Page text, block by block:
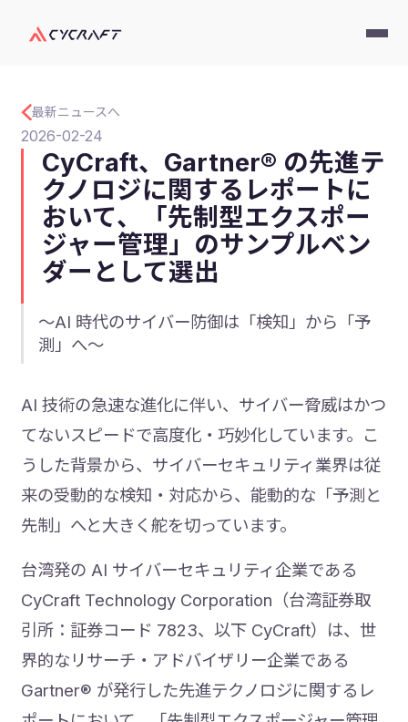
最新ニュースへ
2026-02-24
CyCraft、Gartner® の先進テ
クノロジに関するレポートに
おいて、「先制型エクスポー
ジャー管理」のサンプルベン
ダーとして選出
～AI 時代のサイバー防御は「検知」から「予
測」へ～
AI 技術の急速な進化に伴い、サイバー脅威はかつ
てないスピードで高度化・巧妙化しています。こ
うした背景から、サイバーセキュリティ業界は従
来の受動的な検知・対応から、能動的な「予測と
先制」へと大きく舵を切っています。
台湾発の AI サイバーセキュリティ企業である
CyCraft Technology Corporation（台湾証券取
引所：証券コード 7823、以下 CyCraft）は、世
界的なリサーチ・アドバイザリー企業である
Gartner® が発行した先進テクノロジに関するレ